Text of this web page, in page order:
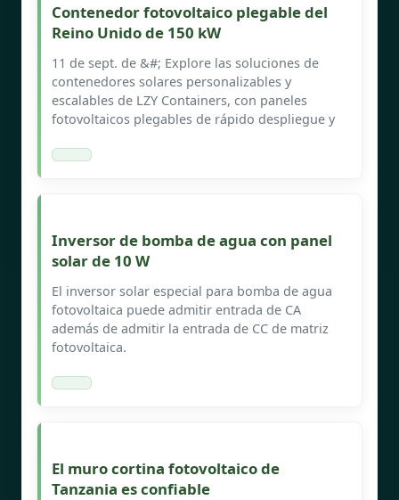
Contenedor fotovoltaico plegable del
Reino Unido de 150 kW
11 de sept. de &#; Explore las soluciones de
contenedores solares personalizables y
escalables de LZY Containers, con paneles
fotovoltaicos plegables de rápido despliegue y
Inversor de bomba de agua con panel
solar de 10 W
El inversor solar especial para bomba de agua
fotovoltaica puede admitir entrada de CA
además de admitir la entrada de CC de matriz
fotovoltaica.
El muro cortina fotovoltaico de
Tanzania es confiable